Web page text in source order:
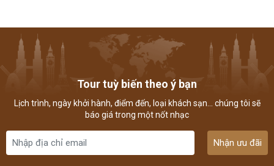
Tour tuỳ biến theo ý bạn
Lịch trình, ngày khởi hành, điểm đến, loại khách sạn... chúng tôi sẽ
báo giá trong một nốt nhạc
Nhận ưu đãi